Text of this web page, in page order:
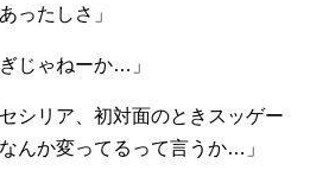
ったしさ」
じゃねーか…」
シリア、初対面のときスッゲー
んか変ってるって言うか…」